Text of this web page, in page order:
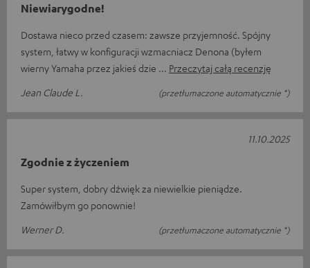
Niewiarygodne!
Dostawa nieco przed czasem: zawsze przyjemność. Spójny
system, łatwy w konfiguracji wzmacniacz Denona (byłem
wierny Yamaha przez jakieś dzie
Przeczytaj całą recenzję
Jean Claude L.
(przetłumaczone automatycznie *)
Zgodnie z życzeniem
Super system, dobry dźwięk za niewielkie pieniądze.
Zamówiłbym go ponownie!
Werner D.
(przetłumaczone automatycznie *)
11.10.2025